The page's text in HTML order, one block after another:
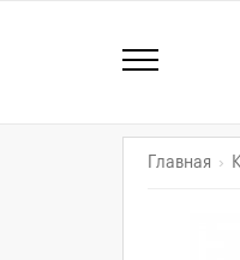
Главная